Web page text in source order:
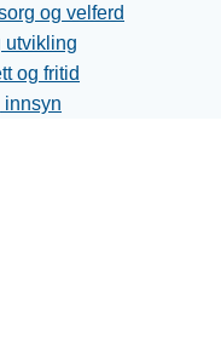
og velferd
og fritid
innsyn